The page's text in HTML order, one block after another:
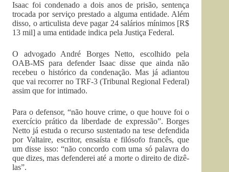
Isaac foi condenado a dois anos de prisão, sentença
trocada por serviço prestado a alguma entidade. Além
disso, o articulista deve pagar 24 salários mínimos [R$
13 mil] a uma entidade indica pela Justiça Federal.
O advogado André Borges Netto, escolhido pela
OAB-MS para defender Isaac disse que ainda não
recebeu o histórico da condenação. Mas já adiantou
que vai recorrer no TRF-3 (Tribunal Regional Federal)
assim que for intimado.
Para o defensor, “não houve crime, o que houve foi o
exercício prático da liberdade de expressão”. Borges
Netto já estuda o recurso sustentado na tese defendida
por Valtaire, escritor, ensaísta e filósofo francês, que
um disse isso: “não concordo com uma só palavra do
que dizes, mas defenderei até a morte o direito de dizê-
las”.